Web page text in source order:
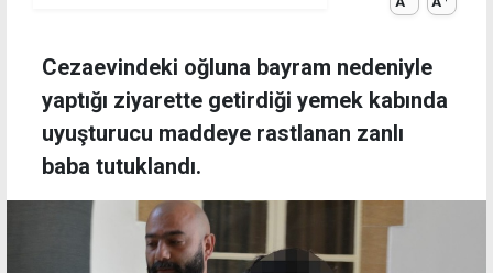
Cezaevindeki oğluna bayram nedeniyle
yaptığı ziyarette getirdiği yemek kabında
uyuşturucu maddeye rastlanan zanlı
baba tutuklandı.